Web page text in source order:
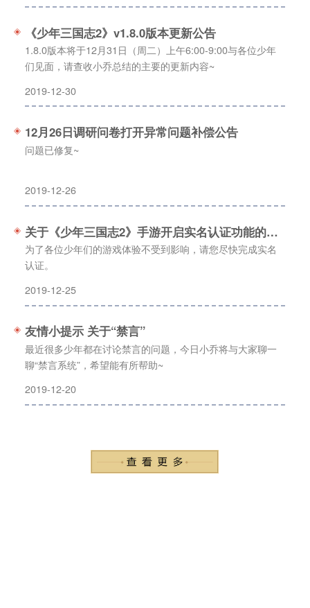
《少年三国志2》v1.8.0版本更新公告
1.8.0版本将于12月31日（周二）上午6:00-9:00与各位少年
们见面，请查收小乔总结的主要的更新内容~
2019-12-30
12月26日调研问卷打开异常问题补偿公告
问题已修复~
2019-12-26
关于《少年三国志2》手游开启实名认证功能的说明
为了各位少年们的游戏体验不受到影响，请您尽快完成实名
认证。
2019-12-25
友情小提示 关于“禁言”
最近很多少年都在讨论禁言的问题，今日小乔将与大家聊一
聊“禁言系统”，希望能有所帮助~
2019-12-20